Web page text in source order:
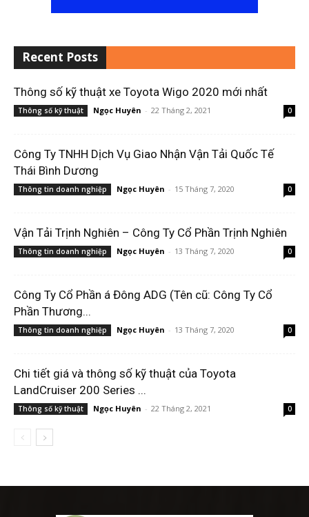
Recent Posts
Thông số kỹ thuật xe Toyota Wigo 2020 mới nhất
Thông số kỹ thuật Ngọc Huyên - 22 Tháng 2, 2021 0
Công Ty TNHH Dịch Vụ Giao Nhận Vận Tải Quốc Tế
Thái Bình Dương
Thông tin doanh nghiệp Ngọc Huyên - 15 Tháng 7, 2020 0
Vận Tải Trịnh Nghiên – Công Ty Cổ Phần Trịnh Nghiên
Thông tin doanh nghiệp Ngọc Huyên - 13 Tháng 7, 2020 0
Công Ty Cổ Phần á Đông ADG (Tên cũ: Công Ty Cổ
Phần Thương...
Thông tin doanh nghiệp Ngọc Huyên - 13 Tháng 7, 2020 0
Chi tiết giá và thông số kỹ thuật của Toyota
LandCruiser 200 Series ...
Thông số kỹ thuật Ngọc Huyên - 22 Tháng 2, 2021 0